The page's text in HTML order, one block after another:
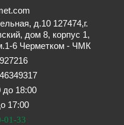
д.10 127474,г.
дом 8, корпус 1,
6 Черметком - ЧМК
18:00
17:00
01-33